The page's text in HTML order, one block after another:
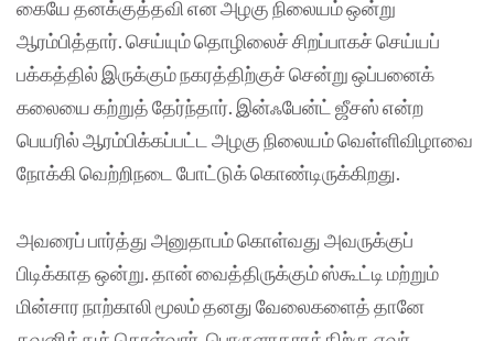
கையே தனக்குத்தவி என அழகு நிலையம் ஒன்று
ஆரம்பித்தார். செய்யும் தொழிலைச் சிறப்பாகச் செய்யப்
பக்கத்தில் இருக்கும் நகரத்திற்குச் சென்று ஒப்பனைக்
கலையை கற்றுத் தேர்ந்தார். இன்ஃபேன்ட் ஜீசஸ் என்ற
பெயரில் ஆரம்பிக்கப்பட்ட அழகு நிலையம் வெள்ளிவிழாவை
நோக்கி வெற்றிநடை போட்டுக் கொண்டிருக்கிறது.
அவரைப் பார்த்து அனுதாபம் கொள்வது அவருக்குப்
பிடிக்காத ஒன்று. தான் வைத்திருக்கும் ஸ்கூட்டி மற்றும்
மின்சார நாற்காலி மூலம் தனது வேலைகளைத் தானே